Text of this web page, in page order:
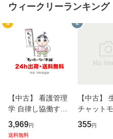
ウィークリーランキング
1
【中古】 看護管理
学 自律し協働する
専門職の看護マネ
ジメントスキル 改
3,969円
送料無料
2
【中古】
チャットモ
キューンレ
[CD]【メ
355円